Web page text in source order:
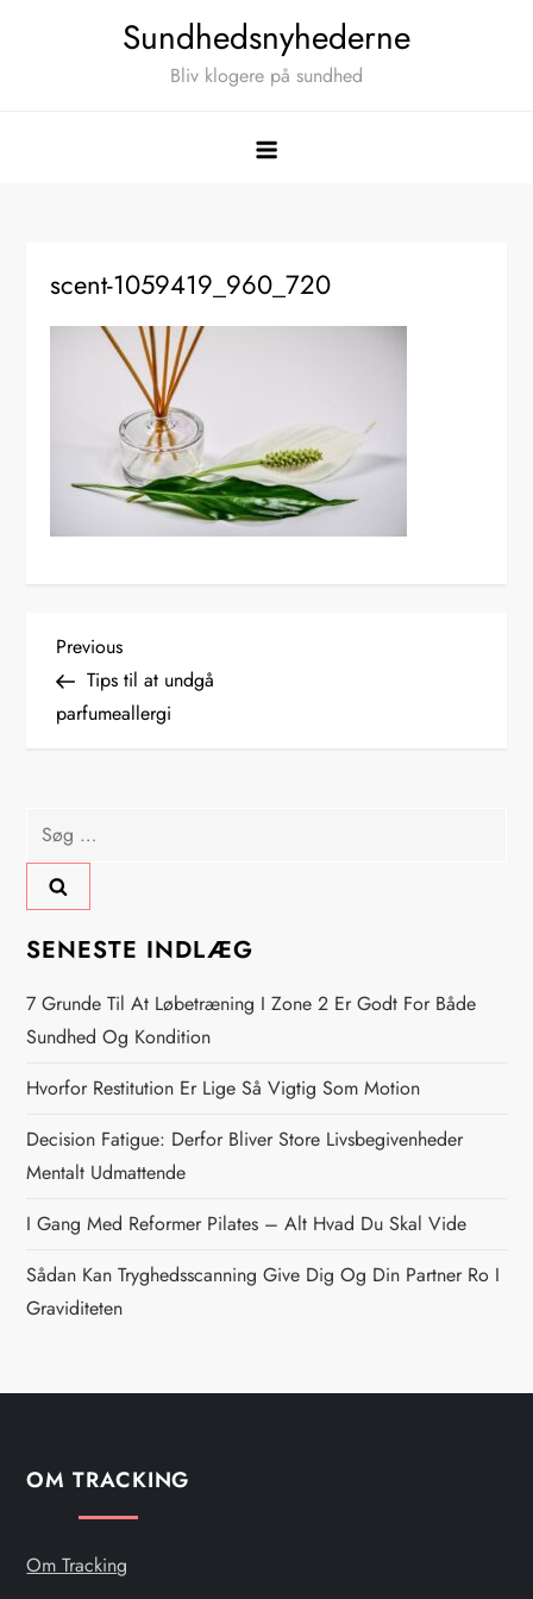
Sundhedsnyhederne
Bliv klogere på sundhed
scent-1059419_960_720
I
n
l
æ
g
s
n
a
v
i
g
a
t
o
n
Previous
Post
Previous
Tips til at undgå
parfumeallergi
Søg
efter:
SENESTE INDLÆG
7 Grunde Til At Løbetræning I Zone 2 Er Godt For Både
Sundhed Og Kondition
Hvorfor Restitution Er Lige Så Vigtig Som Motion
Decision Fatigue: Derfor Bliver Store Livsbegivenheder
Mentalt Udmattende
I Gang Med Reformer Pilates – Alt Hvad Du Skal Vide
Sådan Kan Tryghedsscanning Give Dig Og Din Partner Ro I
Graviditeten
OM TRACKING
Om Tracking